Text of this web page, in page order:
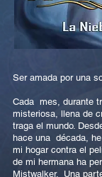
Ser amada por una
Cada mes, durante
misteriosa, llena de
traga el mundo.
hace una década,
mi hogar contra el
de mi hermana ha
Mistwalker. Una